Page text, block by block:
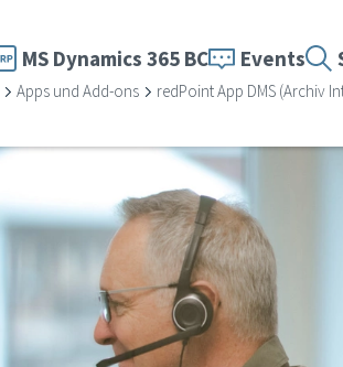
MS Dynamics 365 BC Events
Apps und Add-ons redPoint App DMS (Archiv